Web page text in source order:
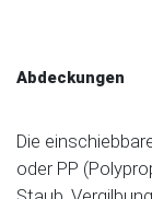
Abdeckungen
Die
oder PP